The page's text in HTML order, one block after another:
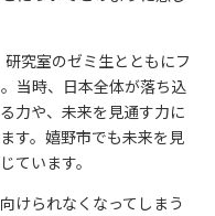
究室のゼミ生とともにフ
当時、日本全体が落ち込
力や、未来を見通す力に
す。嬉野市でも未来を見
ています。
けられなくなってしまう